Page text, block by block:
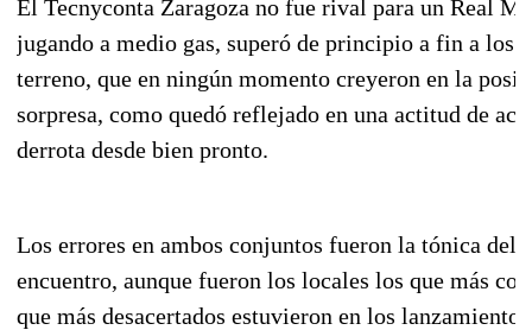
El Tecnyconta Zaragoza no fue rival para un Real
jugando a medio gas, superó de principio a fin a los
terreno, que en ningún momento creyeron en la
sorpresa, como quedó reflejado en una actitud de
derrota desde bien pronto.
Los errores en ambos conjuntos fueron la tónica del
encuentro, aunque fueron los locales los que más
que más desacertados estuvieron en los